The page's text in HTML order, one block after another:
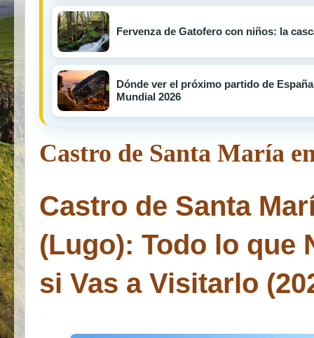
Fervenza de Gatofero con niños: la
Dónde ver el próximo partido de
Mundial 2026
Castro de Santa María
Castro de Santa
(Lugo): Todo lo que
si Vas a Visitarlo